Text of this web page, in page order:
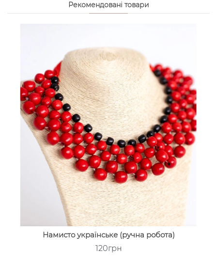
Рекомендовані товари
Намисто українське (ручна робота)
120грн